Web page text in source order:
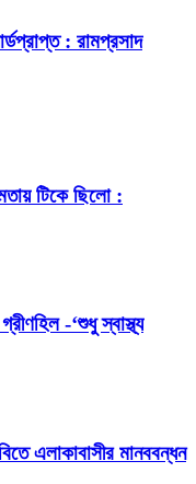
: রামপ্রসাদ
টিকে ছিলো :
-‘শুধু স্বাস্থ্য
এলাকাবাসীর মানববন্ধন